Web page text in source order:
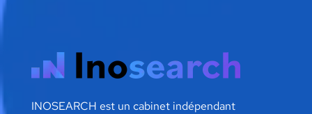
INOSEARCH est un cabinet indépendant